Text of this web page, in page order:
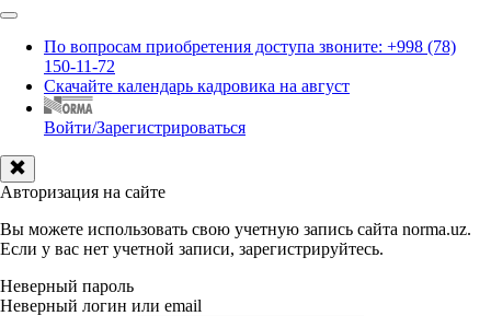
По вопросам приобретения доступа звоните: +998 (78)
150-11-72
Скачайте календарь кадровика на август
Войти/Зарегистрироваться
Авторизация на сайте
Вы можете использовать свою учетную запись сайта norma.uz.
Если у вас нет учетной записи, зарегистрируйтесь.
Неверный пароль
Неверный логин или email